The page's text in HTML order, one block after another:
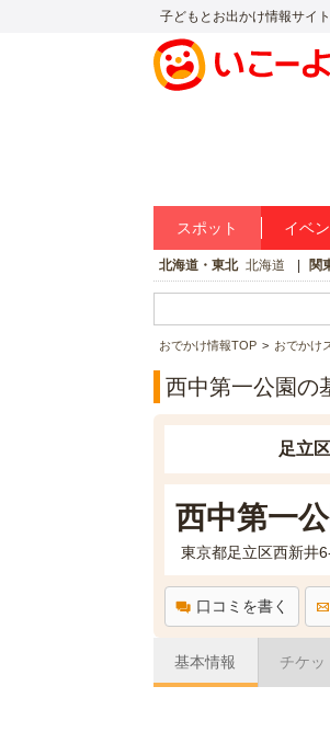
子どもとお出かけ情報サイ
スポット イベ
北海道・東北 北海道 関
おでかけ情報TOP おでかけ
西中第一公園の
足立
西中第一
東京都足立区西新井
口コミを書く
基本情報 チケッ